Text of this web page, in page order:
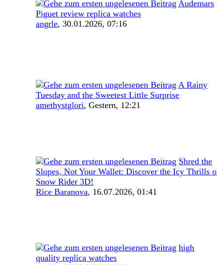
Audemars
Piguet review replica watches
angrle, 30.01.2026, 07:16
A Rainy
Tuesday and the Sweetest Little Surprise
amethystglori, Gestern, 12:21
Shred the
Slopes, Not Your Wallet: Discover the Icy Thrills
Snow Rider 3D!
Rice Baranova, 16.07.2026, 01:41
high
quality replica watches